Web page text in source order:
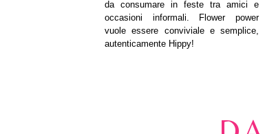
da consumare in feste tra amici e
occasioni informali. Flower power
vuole essere conviviale e semplice,
autenticamente Hippy!